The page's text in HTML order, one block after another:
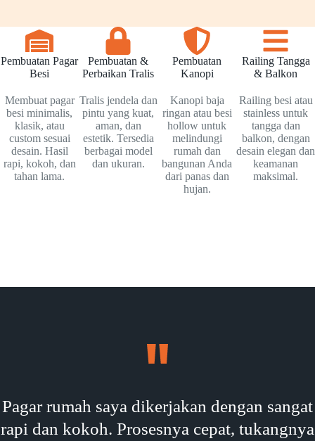
Pembuatan Pagar
Besi
Membuat pagar
besi minimalis,
klasik, atau
custom sesuai
desain. Hasil
rapi, kokoh, dan
tahan lama.
Pembuatan &
Perbaikan Tralis
Tralis jendela dan
pintu yang kuat,
aman, dan
estetik. Tersedia
berbagai model
dan ukuran.
Pembuatan
Kanopi
Kanopi baja
ringan atau besi
hollow untuk
melindungi
rumah dan
bangunan Anda
dari panas dan
hujan.
Railing Tangga
& Balkon
Railing besi atau
stainless untuk
tangga dan
balkon, dengan
desain elegan dan
keamanan
maksimal.
Pagar rumah saya dikerjakan dengan sangat
rapi dan kokoh. Prosesnya cepat, tukangnya